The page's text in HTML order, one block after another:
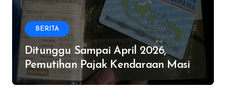
BERITA
Ditunggu Sampai April 2026,
Pemutihan Pajak Kendaraan Masih
Digelar di Provinsi Ini